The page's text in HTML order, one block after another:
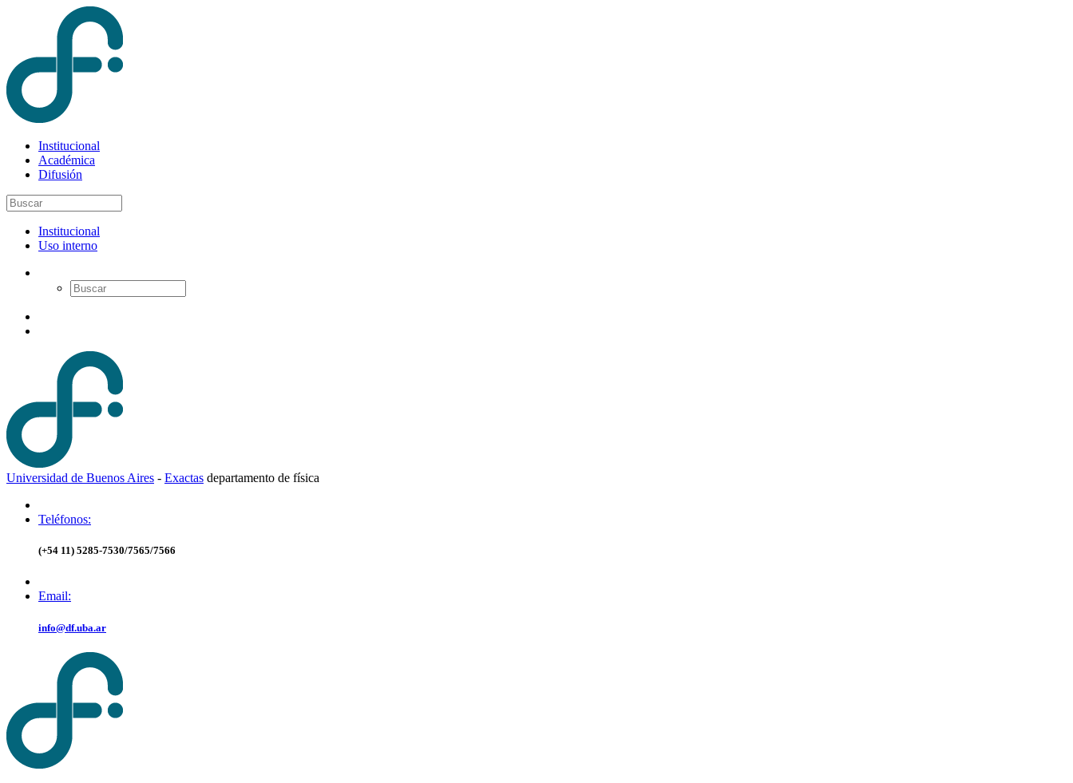
Institucional
Académica
Difusión
Institucional
Uso interno
Universidad de Buenos Aires - Exactas departamento de física
Teléfonos:
(+54 11) 5285-7530/7565/7566
Email:
info@df.uba.ar